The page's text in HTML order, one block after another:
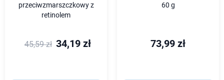
przeciwzmarszczkowy z
retinolem
45,59 zł 34,19 zł
60 g
73,99 zł